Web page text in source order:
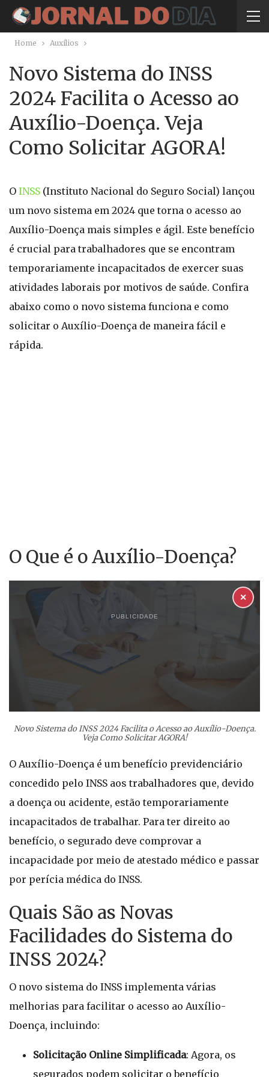
Home Auxílios
Novo Sistema do INSS
2024 Facilita o Acesso ao
Auxílio-Doença. Veja
Como Solicitar AGORA!
O INSS (Instituto Nacional do Seguro Social) lançou
um novo sistema em 2024 que torna o acesso ao
Auxílio-Doença mais simples e ágil. Este benefício
é crucial para trabalhadores que se encontram
temporariamente incapacitados de exercer suas
atividades laborais por motivos de saúde. Confira
abaixo como o novo sistema funciona e como
solicitar o Auxílio-Doença de maneira fácil e
rápida.
O Que é o Auxílio-Doença?
PUBLICIDADE
✕
Novo Sistema do INSS 2024 Facilita o Acesso ao Auxílio-Doença.
Veja Como Solicitar AGORA!
O Auxílio-Doença é um benefício previdenciário
concedido pelo INSS aos trabalhadores que, devido
a doença ou acidente, estão temporariamente
incapacitados de trabalhar. Para ter direito ao
benefício, o segurado deve comprovar a
incapacidade por meio de atestado médico e passar
por perícia médica do INSS.
Quais São as Novas
Facilidades do Sistema do
INSS 2024?
O novo sistema do INSS implementa várias
melhorias para facilitar o acesso ao Auxílio-
Doença, incluindo:
Solicitação Online Simplificada: Agora, os
segurados podem solicitar o benefício